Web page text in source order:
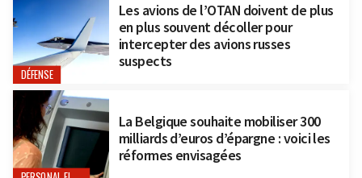
DÉFENSE
Les avions de l’OTAN doivent de plus
en plus souvent décoller pour
intercepter des avions russes
suspects
La Belgique souhaite mobiliser 300
milliards d’euros d’épargne : voici les
réformes envisagées